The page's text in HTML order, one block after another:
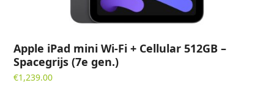
Apple iPad mini Wi-Fi + Cellular 512GB –
Spacegrijs (7e gen.)
€1,239.00